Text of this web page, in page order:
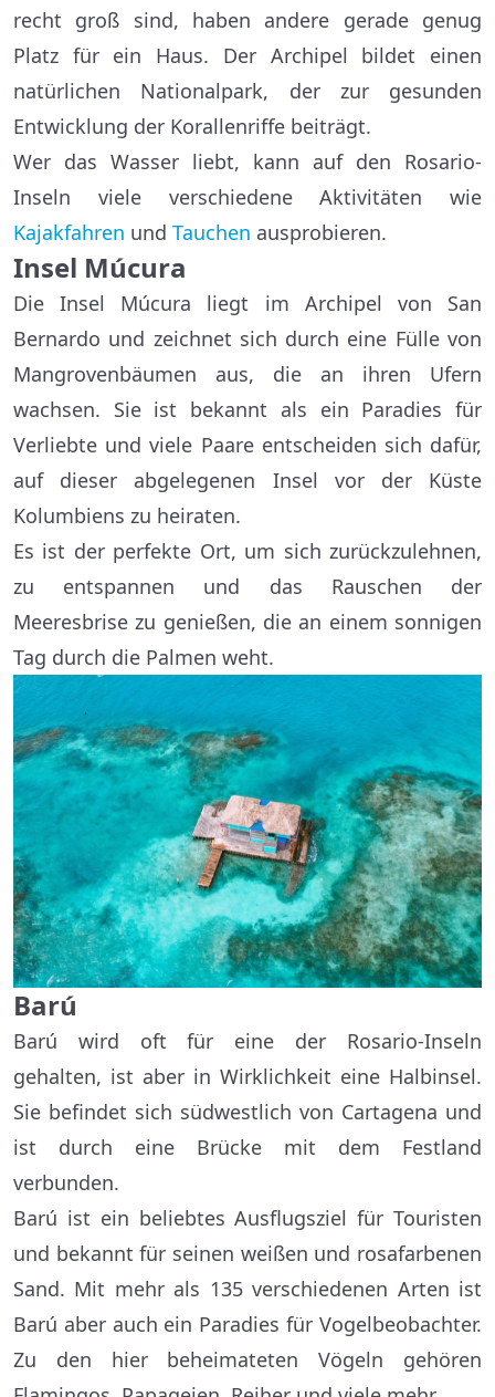
recht groß sind, haben andere gerade genug
Platz für ein Haus. Der Archipel bildet einen
natürlichen Nationalpark, der zur gesunden
Entwicklung der Korallenriffe beiträgt.
Wer das Wasser liebt, kann auf den Rosario-
Inseln viele verschiedene Aktivitäten wie
Kajakfahren und Tauchen ausprobieren.
Insel Múcura
Die Insel Múcura liegt im Archipel von San
Bernardo und zeichnet sich durch eine Fülle von
Mangrovenbäumen aus, die an ihren Ufern
wachsen. Sie ist bekannt als ein Paradies für
Verliebte und viele Paare entscheiden sich dafür,
auf dieser abgelegenen Insel vor der Küste
Kolumbiens zu heiraten.
Es ist der perfekte Ort, um sich zurückzulehnen,
zu entspannen und das Rauschen der
Meeresbrise zu genießen, die an einem sonnigen
Tag durch die Palmen weht.
Barú
Barú wird oft für eine der Rosario-Inseln
gehalten, ist aber in Wirklichkeit eine Halbinsel.
Sie befindet sich südwestlich von Cartagena und
ist durch eine Brücke mit dem Festland
verbunden.
Barú ist ein beliebtes Ausflugsziel für Touristen
und bekannt für seinen weißen und rosafarbenen
Sand. Mit mehr als 135 verschiedenen Arten ist
Barú aber auch ein Paradies für Vogelbeobachter.
Zu den hier beheimateten Vögeln gehören